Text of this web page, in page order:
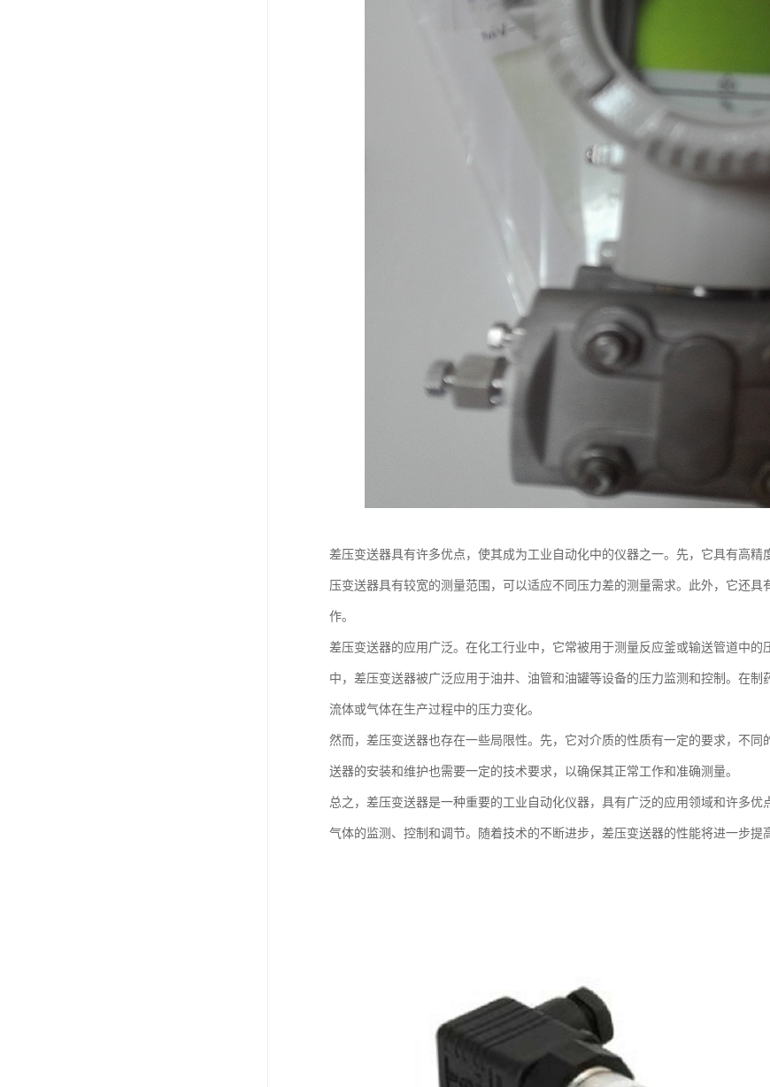
差压变送器具有许多优点，使其成为工业自动化中的仪器之一。先，它具有高
压变送器具有较宽的测量范围，可以适应不同压力差的测量需求。此外，它还
作。
差压变送器的应用广泛。在化工行业中，它常被用于测量反应釜或输送管道中
中，差压变送器被广泛应用于油井、油管和油罐等设备的压力监测和控制。在
流体或气体在生产过程中的压力变化。
然而，差压变送器也存在一些局限性。先，它对介质的性质有一定的要求，不
送器的安装和维护也需要一定的技术要求，以确保其正常工作和准确测量。
总之，差压变送器是一种重要的工业自动化仪器，具有广泛的应用领域和许多
气体的监测、控制和调节。随着技术的不断进步，差压变送器的性能将进一步提